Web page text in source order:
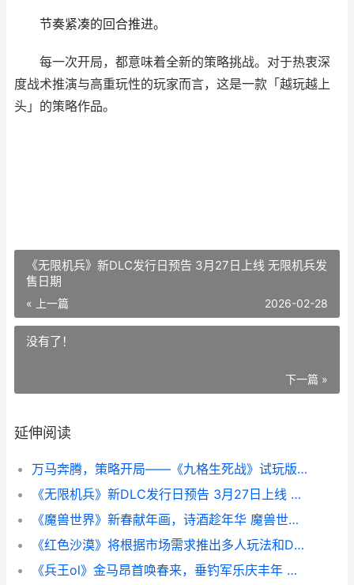
节奏紧凑的回合推进。
每一次开局，都意味着全新的策略挑战。对于热衷深
度战术推演与高重玩性的玩家而言，这是一款「越玩越上
头」的策略作品。
《无限机兵》新DLC发行日预告 3月27日上线 无限机兵发
售日期
« 上一篇 2026-02-28
没有了！
下一篇 »
延伸阅读
万马奔腾，策略开局——《九格生死战》试玩版新春上线 万马奔腾的上联是什么
《无限机兵》新DLC发行日预告 3月27日上线 无限机兵发售日期
《魔兽世界》新春献年画，诗酒趁年华 魔兽世界新鲜的大鱼在哪里钓
《红色沙漠》将根据市场需求推出多人玩法和DLC 红色沙漠吧
《兵王ol》金马昂首唤春来，垂钓军乐庆丰年 兵王网游黄了吗?